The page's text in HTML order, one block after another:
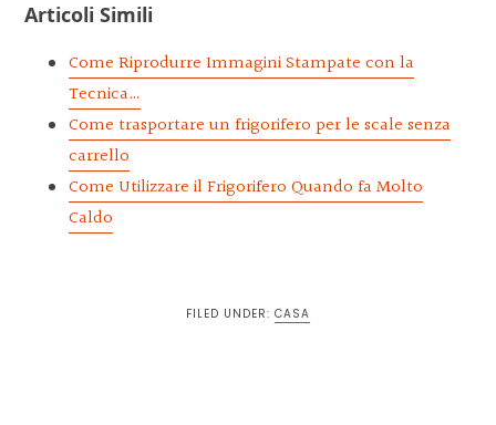
Articoli Simili
Come Riprodurre Immagini Stampate con la
Tecnica…
Come trasportare un frigorifero per le scale senza
carrello
Come Utilizzare il Frigorifero Quando fa Molto
Caldo
FILED UNDER: CASA